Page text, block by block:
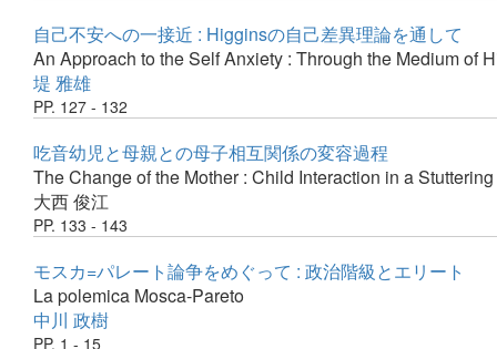
自己不安への一接近 : Higginsの自己差異理論を通して
An Approach to the Self Anxiety : Through the Medium of
堤 雅雄
PP. 127 - 132
吃音幼児と母親との母子相互関係の変容過程
The Change of the Mother : Child Interaction in a
大西 俊江
PP. 133 - 143
モスカ=パレート論争をめぐって : 政治階級とエリート
La polemica Mosca-Pareto
中川 政樹
PP. 1 - 15